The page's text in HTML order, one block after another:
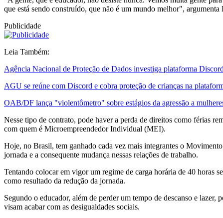
que está sendo construído, que não é um mundo melhor", argumenta
Publicidade
Leia Também:
Agência Nacional de Proteção de Dados investiga plataforma Discord
AGU se reúne com Discord e cobra proteção de crianças na
OAB/DF lança "violentômetro" sobre estágios da agressão a
Nesse tipo de contrato, pode haver a perda de direitos como férias
com quem é Microempreendedor Individual (MEI).
Hoje, no Brasil, tem ganhado cada vez mais integrantes o
jornada e a consequente mudança nessas relações de trabalho.
Tentando colocar em vigor um regime de carga horária de 40 horas
como resultado da redução da jornada.
Segundo o educador, além de perder um tempo de descanso e
visam acabar com as desigualdades sociais.